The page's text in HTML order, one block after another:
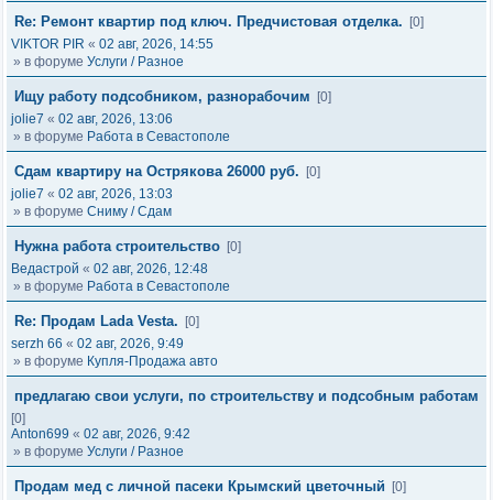
Re: Ремонт квартир под ключ. Предчистовая отделка.
[0]
VIKTOR PIR « 02 авг, 2026, 14:55
» в форуме Услуги / Разное
Ищу работу подсобником, разнорабочим
[0]
jolie7 « 02 авг, 2026, 13:06
» в форуме Работа в Севастополе
Сдам квартиру на Острякова 26000 руб.
[0]
jolie7 « 02 авг, 2026, 13:03
» в форуме Сниму / Сдам
Нужна работа строительство [0]
Ведастрой « 02 авг, 2026, 12:48
» в форуме Работа в Севастополе
Re: Продам Lada Vesta.
[0]
serzh 66 « 02 авг, 2026, 9:49
» в форуме Купля-Продажа авто
предлагаю свои услуги, по строительству и подсобным работам
[0]
Anton699 « 02 авг, 2026, 9:42
» в форуме Услуги / Разное
Продам мед с личной пасеки Крымский цветочный
[0]